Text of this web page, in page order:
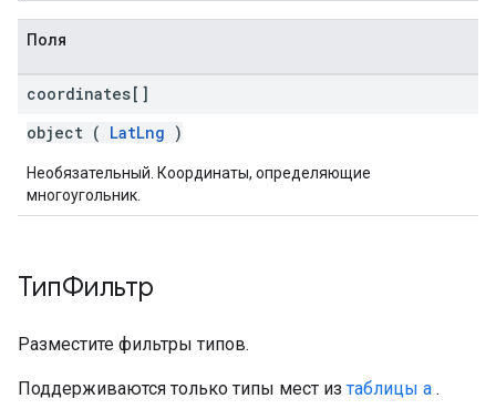
Поля
coordinates[]
object ( LatLng )
Необязательный. Координаты, определяющие
многоугольник.
ТипФильтр
Разместите фильтры типов.
Поддерживаются только типы мест из таблицы a .